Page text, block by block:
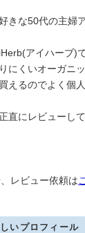
きな50代の主婦
アイハーブ)
にくいオーガニ
えるのでよく個
直にレビューして
レビュー依頼は
いプロフィール